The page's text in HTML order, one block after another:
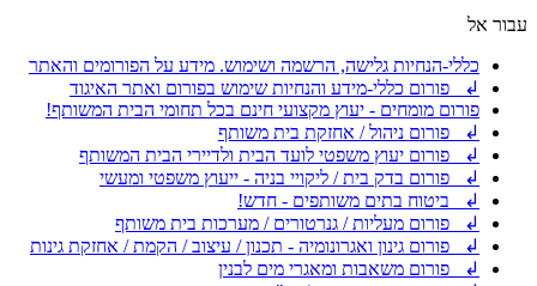
עבור אל
כללי-הנחיות גלישה, הרשמה ושימוש. מידע על הפורומים והאתר
↲ פורום כללי-מידע והנחיות שימוש בפורום ואתר האיגוד
פורום מומחים - יעוץ מקצועי חינם בכל תחומי הבית המשותף!
↲ פורום ניהול / אחזקת בית משותף
↲ פורום יעוץ משפטי לועד הבית ולדיירי הבית המשותף
↲ פורום בדק בית / ליקויי בניה - ייעוץ משפטי ומעשי
↲ ביטוח בתים משותפים - חדש!
↲ פורום מעליות / גנרטורים / מערכות בית משותף
↲ פורום גינון ואגרונומיה - תכנון / עיצוב / הקמת / אחזקת גינות
↲ פורום משאבות ומאגרי מים לבנין